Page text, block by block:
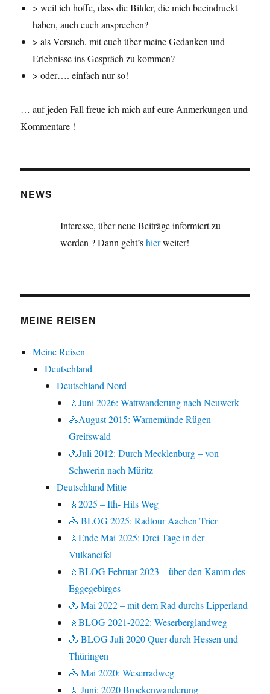
> weil ich hoffe, dass die Bilder, die mich beeindruckt
haben, auch euch ansprechen?
> als Versuch, mit euch über meine Gedanken und
Erlebnisse ins Gespräch zu kommen?
> oder…. einfach nur so!
… auf jeden Fall freue ich mich auf eure Anmerkungen und
Kommentare !
NEWS
Interesse, über neue Beiträge informiert zu
werden ? Dann geht’shierweiter!
MEINE REISEN
Meine Reisen
Deutschland
Deutschland Nord
🚶Juni 2026: Wattwanderung nach Neuwerk
🚴August 2015: Warnemünde Rügen
Greifswald
🚴Juli 2012: Durch Mecklenburg – von
Schwerin nach Müritz
Deutschland Mitte
🚶2025 – Ith- Hils Weg
🚴 BLOG 2025: Radtour Aachen Trier
🚶Ende Mai 2025: Drei Tage in der
Vulkaneifel
🚶BLOG Februar 2023 – über den Kamm des
Eggegebirges
🚴 Mai 2022 – mit dem Rad durchs Lipperland
🚶BLOG 2021-2022: Weserberglandweg
🚴 BLOG Juli 2020 Quer durch Hessen und
Thüringen
🚴 Mai 2020: Weserradweg
🚶 Juni: 2020 Brockenwanderung